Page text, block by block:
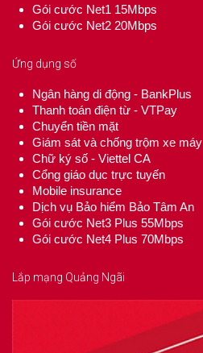
Gói cước Net1 15Mbps
Gói cước Net2 20Mbps
Ứng dụng số
Ngân hàng di động - BankPlus
Thanh toán điện từ - VTPay
Chuyển tiền mặt
Giám sát và chống trộm xe máy
Chữ ký số - Viettel CA
Cổng giáo dục trực tuyến
Mobile insurance
Dịch vụ Bảo hiểm Bảo Tâm An
Gói cước Net3 Plus 55Mbps
Gói cước Net4 Plus 70Mbps
Lắp mạng Quảng Ngãi